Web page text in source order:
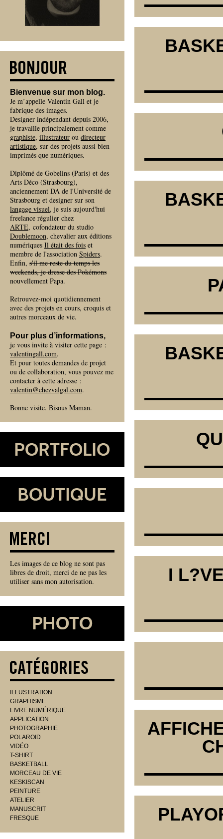
I
Bienvenue sur mon blog.
Je m’appelle Valentin Gall et je
fabrique des images.
Designer indépendant depuis 2006,
je travaille principalement comme
graphiste, illustrateur ou directeur
artistique, sur des projets aussi bien
imprimés que numériques.
Diplômé de Gobelins (Paris) et des
Arts Déco (Strasbourg),
anciennement DA de l'Université de
Strasbourg et designer sur son
langage visuel, je suis aujourd'hui
freelance régulier chez
ARTE, cofondateur du studio
Doublemoon, chevalier aux éditions
numériques Il était des fois et
membre de l'association Spiders.
Enfin, s'il me reste du temps les
weekends, je dresse des Pokémons
nouvellement Papa.
Retrouvez-moi quotidiennement
avec des projets en cours, croquis et
autres morceaux de vie.
Pour plus d’informations,
je vous invite à visiter cette page :
valentingall.com.
Et pour toutes demandes de projet
ou de collaboration, vous pouvez me
contacter à cette adresse :
valentin@chezvalgal.com.
Bonne visite. Bisous Maman.
Les images de ce blog ne sont pas
libres de droit, merci de ne pas les
utiliser sans mon autorisation.
ILLUSTRATION
GRAPHISME
LIVRE NUMÉRIQUE
APPLICATION
PHOTOGRAPHIE
POLAROID
VIDÉO
T-SHIRT
BASKETBALL
MORCEAU DE VIE
KESKISCAN
PEINTURE
ATELIER
MANUSCRIT
FRESQUE